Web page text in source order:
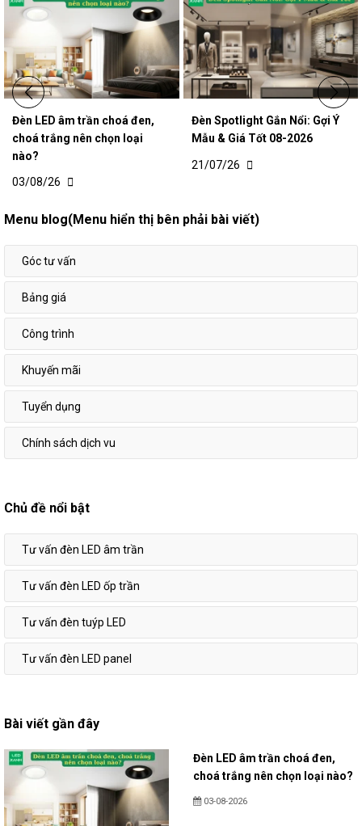
Đèn LED âm trần choá đen,
choá trắng nên chọn loại
nào?
03/08/26
Đèn Spotlight Gắn Nổi: Gợi Ý
Mẫu & Giá Tốt 08-2026
21/07/26
Menu blog(Menu hiển thị bên phải bài viết)
Góc tư vấn
Bảng giá
Công trình
Khuyến mãi
Tuyển dụng
Chính sách dịch vu
Chủ đề nổi bật
Tư vấn đèn LED âm trần
Tư vấn đèn LED ốp trần
Tư vấn đèn tuýp LED
Tư vấn đèn LED panel
Bài viết gần đây
Đèn LED âm trần choá đen,
choá trắng nên chọn loại nào?
03-08-2026